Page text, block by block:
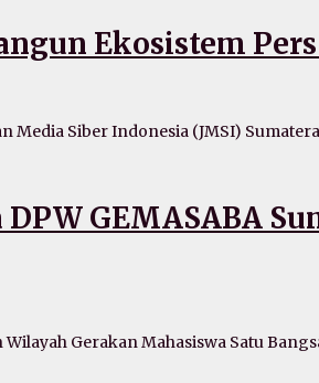
Ekosistem
Media Siber Indonesia (JMSI) Sumatera
GEMASABA
Gerakan Mahasiswa Satu